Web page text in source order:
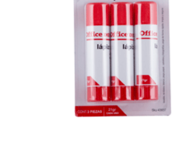
Ver más
Refuerzos para carpeta
Ver más
Ver más